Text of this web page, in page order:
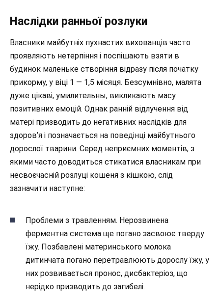
Наслідки ранньої розлуки
Власники майбутніх пухнастих вихованців часто
проявляють нетерпіння і поспішають взяти в
будинок маленьке створіння відразу після початку
прикорму, у віці 1 — 1,5 місяця. Безсумнівно, малята
дуже цікаві, умилительны, викликають масу
позитивних емоцій. Однак ранній відлучення від
матері призводить до негативних наслідків для
здоров’я і позначається на поведінці майбутнього
дорослої тварини. Серед неприємних моментів, з
якими часто доводиться стикатися власникам при
несвоєчасній розлуці кошеня з кішкою, слід
зазначити наступне:
Проблеми з травленням. Нерозвинена
ферментна система ще погано засвоює тверду
їжу. Позбавлені материнського молока
дитинчата погано перетравлюють дорослу їжу, у
них розвивається пронос, дисбактеріоз, що
нерідко призводить до загибелі.